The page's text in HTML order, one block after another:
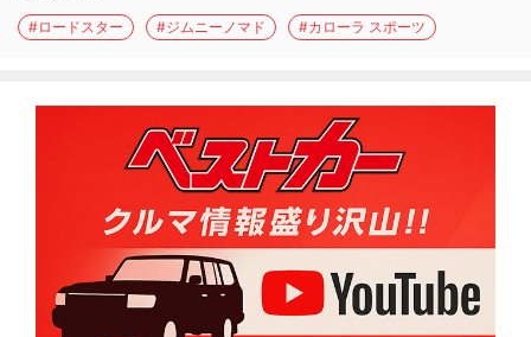
#ロードスター #ジムニーノマド #カローラ スポーツ